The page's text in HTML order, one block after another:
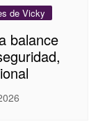
de Vicky
balance